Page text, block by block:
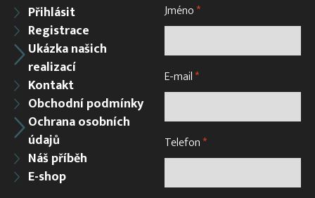
Přihlásit
Registrace
Ukázka našich
realizací
Kontakt
Obchodní podmínky
Ochrana osobních
údajů
Náš příběh
E-shop
Jméno*
E-mail*
Telefon*